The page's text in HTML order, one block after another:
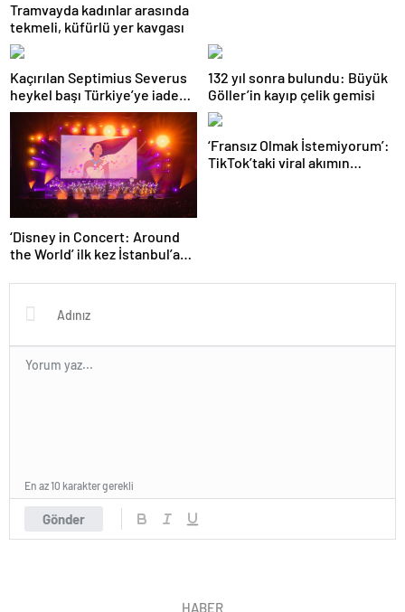
Tramvayda kadınlar arasında
tekmeli, küfürlü yer kavgası
Kaçırılan Septimius Severus
heykel başı Türkiye’ye iade
edildi
132 yıl sonra bulundu: Büyük
Göller’in kayıp çelik gemisi
‘Disney in Concert: Around
the World’ ilk kez İstanbul’a
‘Fransız Olmak İstemiyorum’:
TikTok’taki viral akımın
Gönder
En az 10 karakter gerekli
HABER